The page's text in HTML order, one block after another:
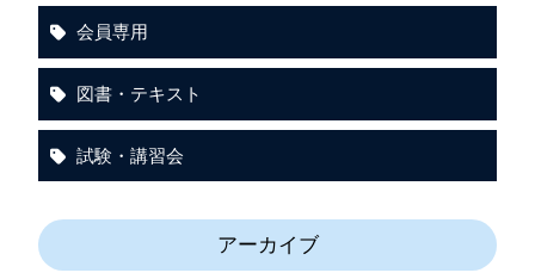
会員専用
図書・テキスト
試験・講習会
アーカイブ